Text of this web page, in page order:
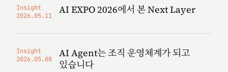
Insight
2026.05.11
AI EXPO 2026에서 본 Next Layer
Insight
2026.05.08
AI Agent는 조직 운영체계가 되고
있습니다